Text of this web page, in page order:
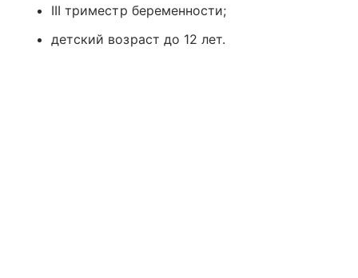
III триместр беременности;
детский возраст до 12 лет.